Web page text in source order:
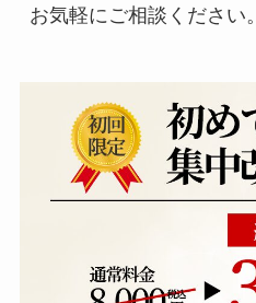
お気軽にご相談ください。